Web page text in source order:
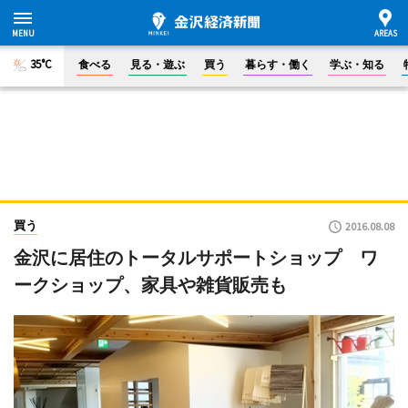
35°C 食べる 見る・遊ぶ 買う 暮らす・働く 学ぶ・知る
買う 2016.08.08
金沢に居住のトータルサポートショップ ワ
ークショップ、家具や雑貨販売も